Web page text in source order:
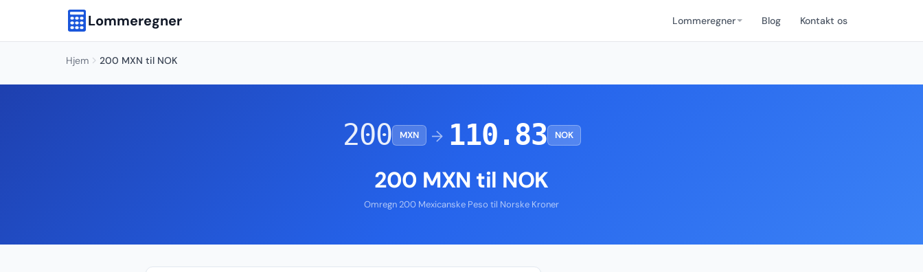
Lommeregner Lommeregner Blog Kontakt os
Hjem 200 MXN til NOK
200 MXN → 110.83 NOK
200 MXN til NOK
Omregn 200 Mexicanske Peso til Norske Kroner